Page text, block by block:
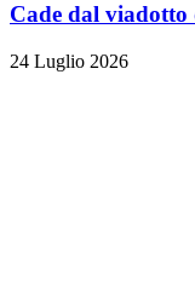
Cade dal viadotto
24 Luglio 2026